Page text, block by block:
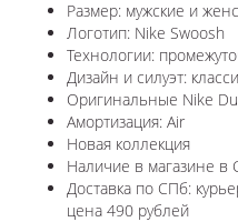
Размер: мужские и
Логотип: Nike Swoosh
Технологии:
Дизайн и силуэт:
Оригинальные Nike
Амортизация: Air
Новая коллекция
Наличие в магазине в
Доставка по СПб:
цена 490 рублей